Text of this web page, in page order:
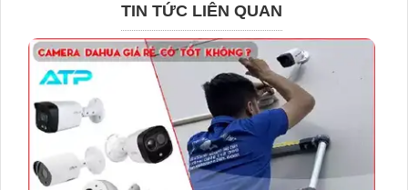
TIN TỨC LIÊN QUAN